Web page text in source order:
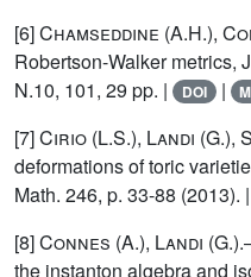
[6]Chamseddine (A.H.),
Robertson-Walker metrics,
N.10, 101, 29 pp. |
DOI |
[7]Cirio (L.S.), Landi (G.),
deformations of toric
Math. 246, p. 33-88 (2013). |
[8]Connes (A.), Landi (G.)
the instanton algebra and